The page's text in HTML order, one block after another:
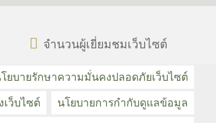
จำนวนผู้เยี่ยมชมเว็บไซต์
ยบายรักษาความมั่นคงปลอดภัยเว็บไซต์
เว็บไซต์ นโยบายการกำกับดูแลข้อมูล